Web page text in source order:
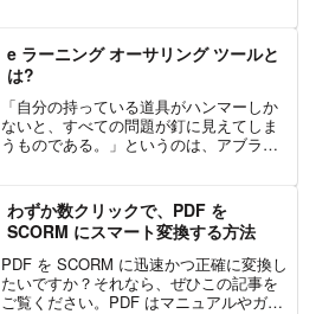
e ラーニング オーサリング ツールと
は?
「自分の持っている道具がハンマーしか
ないと、すべての問題が釘に見えてしま
うものである。」というのは、アブラハ
を意味します。パテナイフのほうが作業
に適していたとしても、道...
わずか数クリックで、PDF を
SCORM にスマート変換する方法
PDF を SCORM に迅速かつ正確に変換し
たいですか？それなら、ぜひこの記事を
ご覧ください。PDF はマニュアルやガイ